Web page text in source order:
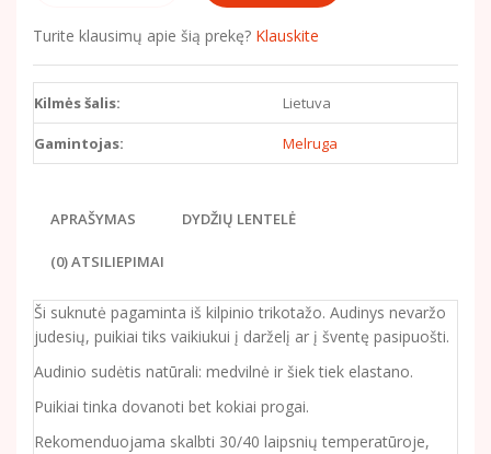
Turite klausimų apie šią prekę? Klauskite
Kilmės šalis: Lietuva
Gamintojas: Melruga
APRAŠYMAS DYDŽIŲ LENTELĖ
(0) ATSILIEPIMAI
Ši suknutė pagaminta iš kilpinio trikotažo. Audinys nevaržo
judesių, puikiai tiks vaikiukui į darželį ar į šventę pasipuošti.
Audinio sudėtis natūrali: medvilnė ir šiek tiek elastano.
Puikiai tinka dovanoti bet kokiai progai.
Rekomenduojama skalbti 30/40 laipsnių temperatūroje,